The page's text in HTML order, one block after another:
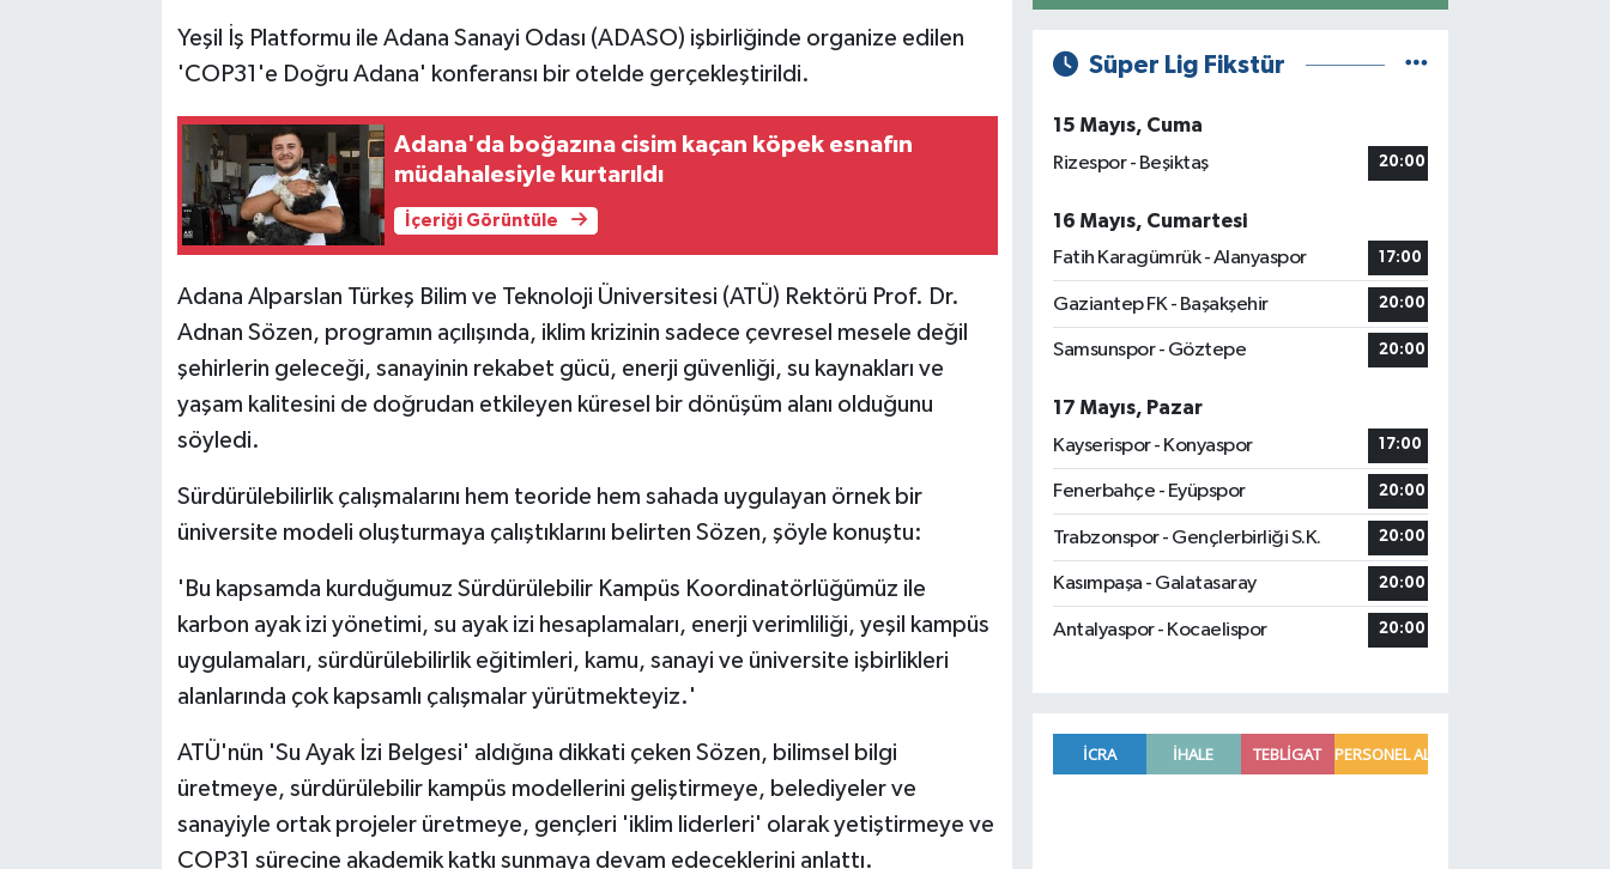
Yeşil İş Platformu ile Adana Sanayi Odası (ADASO) işbirliğinde organize edilen
'COP31'e Doğru Adana' konferansı bir otelde gerçekleştirildi.
Adana'da boğazına cisim kaçan köpek esnafın
müdahalesiyle kurtarıldı
İçeriği Görüntüle
Adana Alparslan Türkeş Bilim ve Teknoloji Üniversitesi (ATÜ) Rektörü Prof. Dr.
Adnan Sözen, programın açılışında, iklim krizinin sadece çevresel mesele değil
şehirlerin geleceği, sanayinin rekabet gücü, enerji güvenliği, su kaynakları ve
yaşam kalitesini de doğrudan etkileyen küresel bir dönüşüm alanı olduğunu
söyledi.
Sürdürülebilirlik çalışmalarını hem teoride hem sahada uygulayan örnek bir
üniversite modeli oluşturmaya çalıştıklarını belirten Sözen, şöyle konuştu:
'Bu kapsamda kurduğumuz Sürdürülebilir Kampüs Koordinatörlüğümüz ile
karbon ayak izi yönetimi, su ayak izi hesaplamaları, enerji verimliliği, yeşil kampüs
uygulamaları, sürdürülebilirlik eğitimleri, kamu, sanayi ve üniversite işbirlikleri
alanlarında çok kapsamlı çalışmalar yürütmekteyiz.'
ATÜ'nün 'Su Ayak İzi Belgesi' aldığına dikkati çeken Sözen, bilimsel bilgi
üretmeye, sürdürülebilir kampüs modellerini geliştirmeye, belediyeler ve
sanayiyle ortak projeler üretmeye, gençleri 'iklim liderleri' olarak yetiştirmeye ve
COP31 sürecine akademik katkı sunmaya devam edeceklerini anlattı.
Süper Lig Fikstür
15 Mayıs, Cuma
Rizespor - Beşiktaş
20:00
16 Mayıs, Cumartesi
Fatih Karagümrük - Alanyaspor
17:00
Gaziantep FK - Başakşehir 20:00
Samsunspor - Göztepe 20:00
17 Mayıs, Pazar
Kayserispor - Konyaspor
17:00
Fenerbahçe - Eyüpspor 20:00
Trabzonspor - Gençlerbirliği S.K. 20:00
Kasımpaşa - Galatasaray 20:00
Antalyaspor - Kocaelispor 20:00